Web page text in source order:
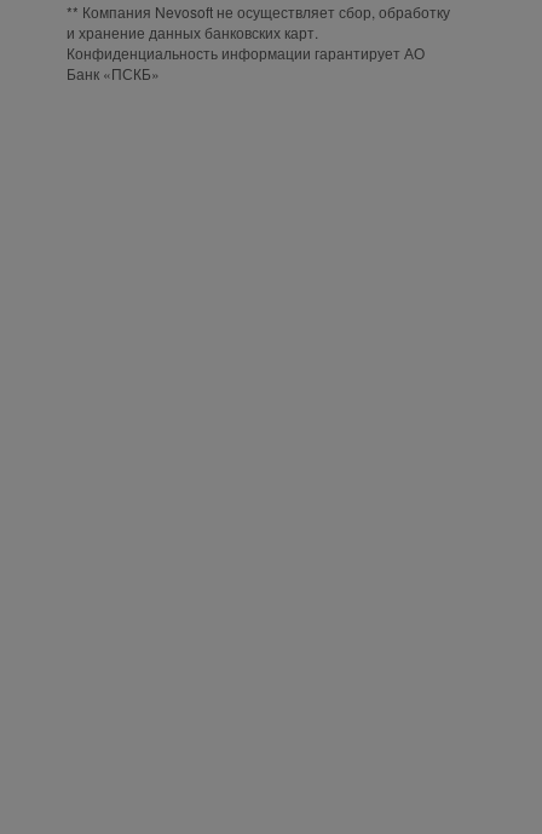
** Компания Nevosoft не осуществляет сбор, обработку
и хранение данных банковских карт.
Конфиденциальность информации гарантирует АО
Банк «ПСКБ»